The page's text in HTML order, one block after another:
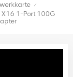
/
X16 1-Port 100G